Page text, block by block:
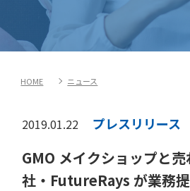
HOME ニュース
2019.01.22 プレスリリース
GMO メイクショップと
社・FutureRays が業務